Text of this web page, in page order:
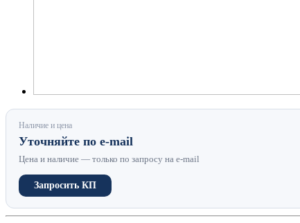
Наличие и цена
Уточняйте по e-mail
Цена и наличие — только по запросу на e-mail
Запросить КП